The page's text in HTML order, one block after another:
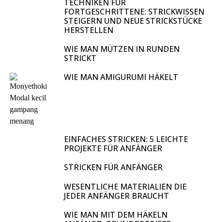
TECHNIKEN FÜR
FORTGESCHRITTENE: STRICKWISSEN
STEIGERN UND NEUE STRICKSTÜCKE
HERSTELLEN
WIE MAN MÜTZEN IN RUNDEN
STRICKT
WIE MAN AMIGURUMI HÄKELT
EINFACHES STRICKEN: 5 LEICHTE
PROJEKTE FÜR ANFÄNGER
STRICKEN FÜR ANFÄNGER
WESENTLICHE MATERIALIEN DIE
JEDER ANFÄNGER BRAUCHT
WIE MAN MIT DEM HÄKELN